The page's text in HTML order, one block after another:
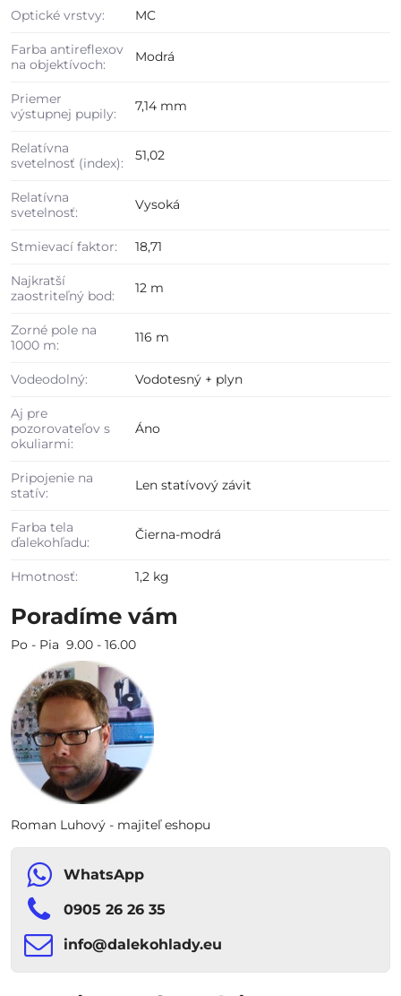
Optické vrstvy: MC
Farba antireflexov
na objektívoch:
Modrá
Priemer
výstupnej pupily:
7,14 mm
Relatívna
svetelnosť (index):
51,02
Relatívna
svetelnosť:
Vysoká
Stmievací faktor: 18,71
Najkratší
zaostriteľný bod:
12 m
Zorné pole na
1000 m:
116 m
Vodeodolný: Vodotesný + plyn
Aj pre
pozorovateľov s
okuliarmi:
Áno
Pripojenie na
statív:
Len statívový závit
Farba tela
ďalekohľadu:
Čierna-modrá
Hmotnosť: 1,2 kg
Poradíme vám
Po - Pia 9.00 - 16.00
Roman Luhový - majiteľ eshopu
WhatsApp
0905 26 26 35
info​​@dalekohlady​​.eu